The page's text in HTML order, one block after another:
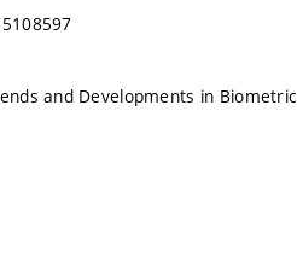
and Developments in